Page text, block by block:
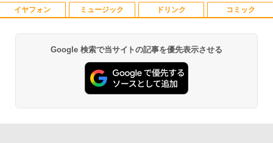
1
＼11日まで限定価格／【楽天1位】デス
WPS Office付き 第12世代 Intel Corei3 1
2100F メモリ8GB〜32GB SSD256GB〜
静音 高スペック デスクトップPC ビジネ
ス オフィス業務 事務作業 デスクワーク
1
ec訳あり☆PHILIPS 223V5L HDMI接続
￥3,999
1
あなたが誰かを殺した （講談社文庫） [
￥1,023
イヤフォン
Anker Soundcore P40i オフホワイト
￥7,990
ミュージック
BRUCE WAYNE feat. Flo Milli, ATL Jacob
[Explicit]
￥250
ドリンク
【Amazon.co.jp限定】 い・ろ・は・す 2L P
ET ラベルレス ×8本
￥1,112
コミック
薬屋のひとりごと 17巻 (デジタル版ビッグガ
ンガンコミックス)
￥770
Google 検索で当サイトの記事を優先表示させる